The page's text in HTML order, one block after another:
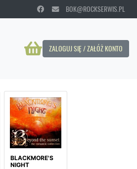
BOK@ROCKSERWIS.PL
ZALOGUJ SIĘ / ZAŁÓŻ KONTO
BLACKMORE'S
NIGHT